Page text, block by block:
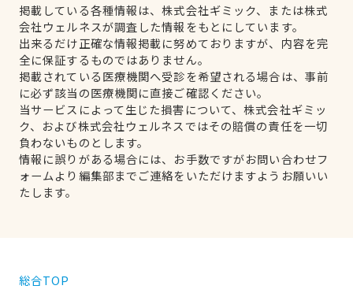
掲載している各種情報は、株式会社ギミック、または株式
会社ウェルネスが調査した情報をもとにしています。
出来るだけ正確な情報掲載に努めておりますが、内容を完
全に保証するものではありません。
掲載されている医療機関へ受診を希望される場合は、事前
に必ず該当の医療機関に直接ご確認ください。
当サービスによって生じた損害について、株式会社ギミッ
ク、および株式会社ウェルネスではその賠償の責任を一切
負わないものとします。
情報に誤りがある場合には、お手数ですがお問い合わせフ
ォームより編集部までご連絡をいただけますようお願いい
たします。
総合TOP